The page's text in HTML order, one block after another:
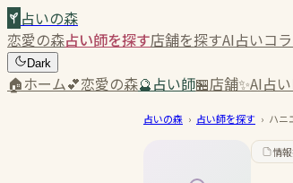
占いの森
恋愛の森占い師を探す店舗を探すAI占いコ
Dark
🏠ホーム💕恋愛の森🔮占い師🏪店舗✨AI占い
占いの森 › 占い師を探す › ハニ
情